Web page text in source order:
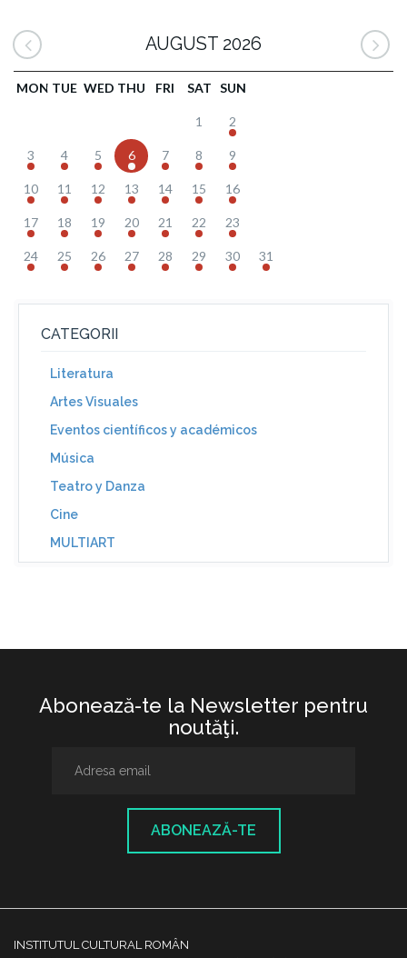
AUGUST 2026
MON TUE WED THU FRI SAT SUN
1 2
3 4 5 6 7 8 9
10 11 12 13 14 15 16
17 18 19 20 21 22 23
24 25 26 27 28 29 30 31
CATEGORII
Literatura
Artes Visuales
Eventos científicos y académicos
Música
Teatro y Danza
Cine
MULTIART
Abonează-te la Newsletter pentru
noutăţi.
ABONEAZĂ-TE
INSTITUTUL CULTURAL ROMÂN